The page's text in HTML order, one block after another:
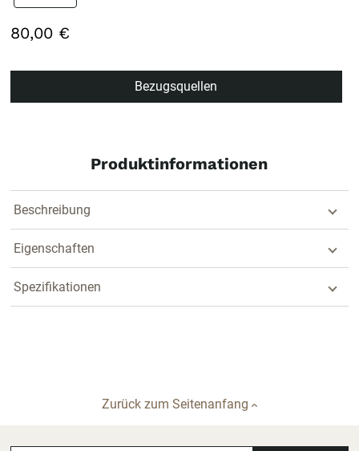
80,00 €
Bezugsquellen
Produktinformationen
Beschreibung
Eigenschaften
Spezifikationen
Zurück zum Seitenanfang